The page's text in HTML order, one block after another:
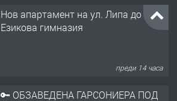
Нов апартамент на ул. Липа до
Езикова гимназия
преди 14 часа
🔑 ОБЗАВЕДЕНА ГАРСОНИЕРА ПОД